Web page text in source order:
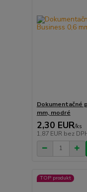
Dokumentačné
mm, modré
2,30 EUR/ks
1,87 EUR bez
TOP produkt